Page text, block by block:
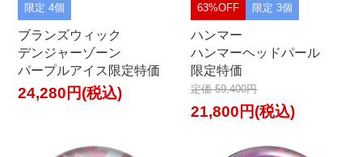
限定 4個
ブランズウィック
デンジャーゾーン
パープルアイス限定特価
24,280円(税込)
63%OFF 限定 3個
ハンマー
ハンマーヘッドパール
限定特価
定価 59,400円
21,800円(税込)